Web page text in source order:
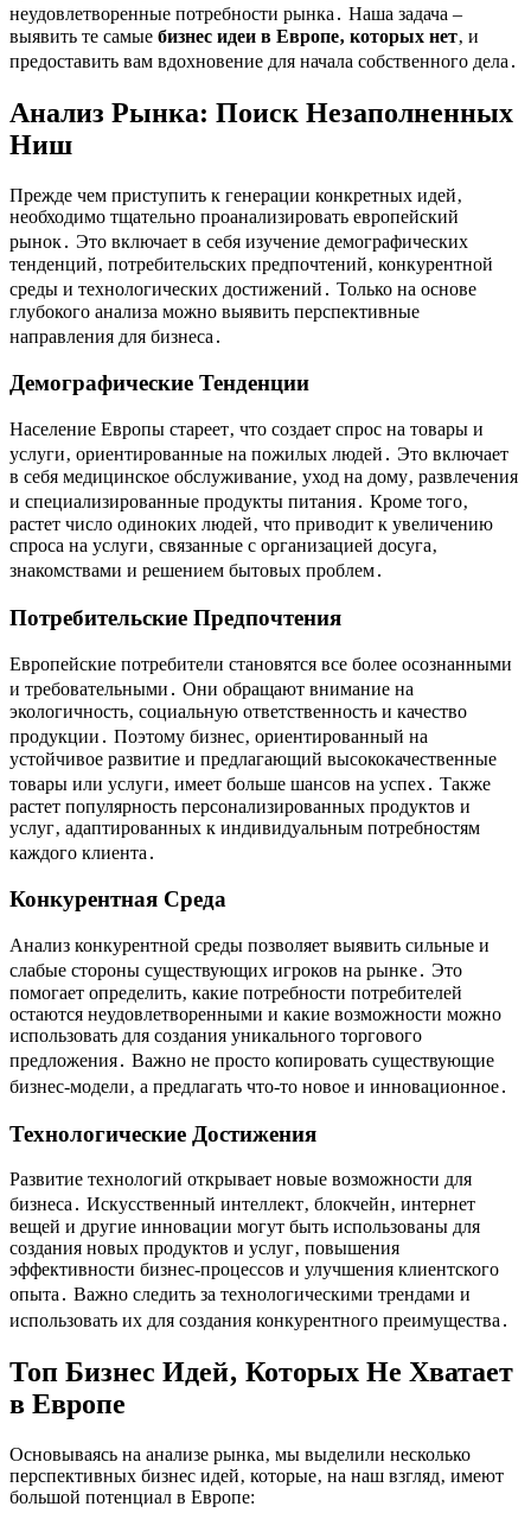
неудовлетворенные потребности рынка․ Наша задача –
выявить те самые бизнес идеи в Европе‚ которых нет‚ и
предоставить вам вдохновение для начала собственного дела․
Анализ Рынка: Поиск Незаполненных
Ниш
Прежде чем приступить к генерации конкретных идей‚
необходимо тщательно проанализировать европейский
рынок․ Это включает в себя изучение демографических
тенденций‚ потребительских предпочтений‚ конкурентной
среды и технологических достижений․ Только на основе
глубокого анализа можно выявить перспективные
направления для бизнеса․
Демографические Тенденции
Население Европы стареет‚ что создает спрос на товары и
услуги‚ ориентированные на пожилых людей․ Это включает
в себя медицинское обслуживание‚ уход на дому‚ развлечения
и специализированные продукты питания․ Кроме того‚
растет число одиноких людей‚ что приводит к увеличению
спроса на услуги‚ связанные с организацией досуга‚
знакомствами и решением бытовых проблем․
Потребительские Предпочтения
Европейские потребители становятся все более осознанными
и требовательными․ Они обращают внимание на
экологичность‚ социальную ответственность и качество
продукции․ Поэтому бизнес‚ ориентированный на
устойчивое развитие и предлагающий высококачественные
товары или услуги‚ имеет больше шансов на успех․ Также
растет популярность персонализированных продуктов и
услуг‚ адаптированных к индивидуальным потребностям
каждого клиента․
Конкурентная Среда
Анализ конкурентной среды позволяет выявить сильные и
слабые стороны существующих игроков на рынке․ Это
помогает определить‚ какие потребности потребителей
остаются неудовлетворенными и какие возможности можно
использовать для создания уникального торгового
предложения․ Важно не просто копировать существующие
бизнес-модели‚ а предлагать что-то новое и инновационное․
Технологические Достижения
Развитие технологий открывает новые возможности для
бизнеса․ Искусственный интеллект‚ блокчейн‚ интернет
вещей и другие инновации могут быть использованы для
создания новых продуктов и услуг‚ повышения
эффективности бизнес-процессов и улучшения клиентского
опыта․ Важно следить за технологическими трендами и
использовать их для создания конкурентного преимущества․
Топ Бизнес Идей‚ Которых Не Хватает
в Европе
Основываясь на анализе рынка‚ мы выделили несколько
перспективных бизнес идей‚ которые‚ на наш взгляд‚ имеют
большой потенциал в Европе: